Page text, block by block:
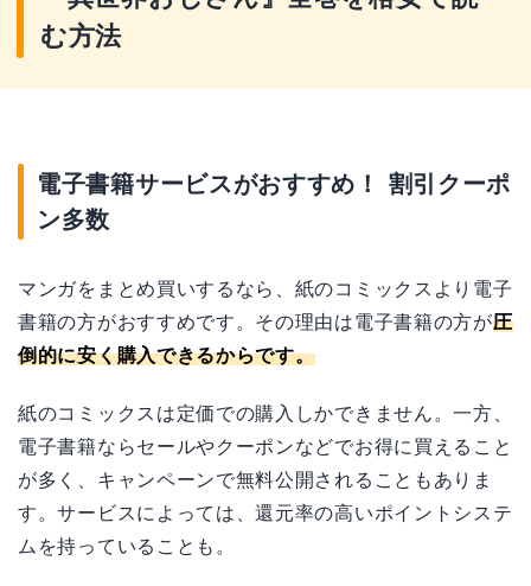
む方法
電子書籍サービスがおすすめ！ 割引クーポ
ン多数
マンガをまとめ買いするなら、紙のコミックスより電子
書籍の方がおすすめです。その理由は電子書籍の方が圧
倒的に安く購入できるからです。
紙のコミックスは定価での購入しかできません。一方、
電子書籍ならセールやクーポンなどでお得に買えること
が多く、キャンペーンで無料公開されることもありま
す。サービスによっては、還元率の高いポイントシステ
ムを持っていることも。